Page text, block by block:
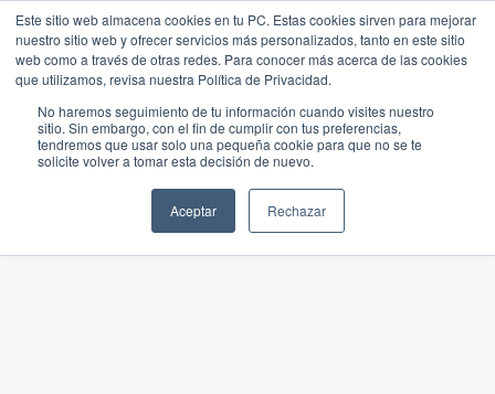
Este sitio web almacena cookies en tu PC. Estas cookies sirven para mejorar
nuestro sitio web y ofrecer servicios más personalizados, tanto en este sitio
web como a través de otras redes. Para conocer más acerca de las cookies
que utilizamos, revisa nuestra Política de Privacidad.
No haremos seguimiento de tu información cuando visites nuestro
sitio. Sin embargo, con el fin de cumplir con tus preferencias,
tendremos que usar solo una pequeña cookie para que no se te
solicite volver a tomar esta decisión de nuevo.
Aceptar Rechazar